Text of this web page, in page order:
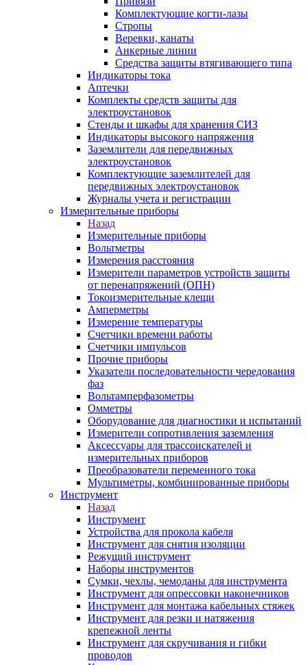
Комплектующие когти-лазы
Стропы
Веревки, канаты
Анкерные линии
Средства защиты втягивающего типа
Индикаторы тока
Аптечки
Комплекты средств защиты для
электроустановок
Стенды и шкафы для хранения СИЗ
Индикаторы высокого напряжения
Заземлители для передвижных
электроустановок
Комплектующие заземлителей для
передвижных электроустановок
Журналы учета и регистрации
Измерительные приборы
Назад
Измерительные приборы
Вольтметры
Измерения расстояния
Измерители параметров устройств защиты
от перенапряжений (ОПН)
Токоизмерительные клещи
Амперметры
Измерение температуры
Счетчики времени работы
Счетчики импульсов
Прочие приборы
Указатели последовательности чередования
фаз
Вольтамперфазометры
Омметры
Оборудование для диагностики и испытаний
Измерители сопротивления заземления
Аксессуары для трассоискателей и
измерительных приборов
Преобразователи переменного тока
Мультиметры, комбинированные приборы
Инструмент
Назад
Инструмент
Устройства для прокола кабеля
Инструмент для снятия изоляции
Режущий инструмент
Наборы инструментов
Сумки, чехлы, чемоданы для инструмента
Инструмент для опрессовки наконечников
Инструмент для монтажа кабельных стяжек
Инструмент для резки и натяжения
крепежной ленты
Инструмент для скручивания и гибки
проводов